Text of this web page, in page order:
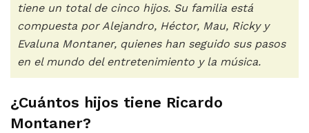
tiene un total de cinco hijos. Su familia está
compuesta por Alejandro, Héctor, Mau, Ricky y
Evaluna Montaner, quienes han seguido sus pasos
en el mundo del entretenimiento y la música.
¿Cuántos hijos tiene Ricardo
Montaner?